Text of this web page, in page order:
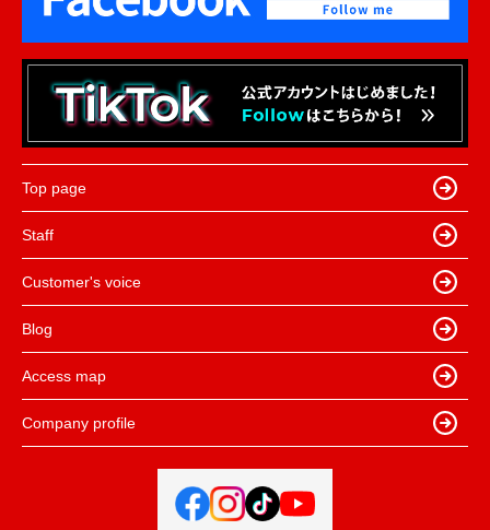
Top page
Staff
Customer's voice
Blog
Access map
Company profile